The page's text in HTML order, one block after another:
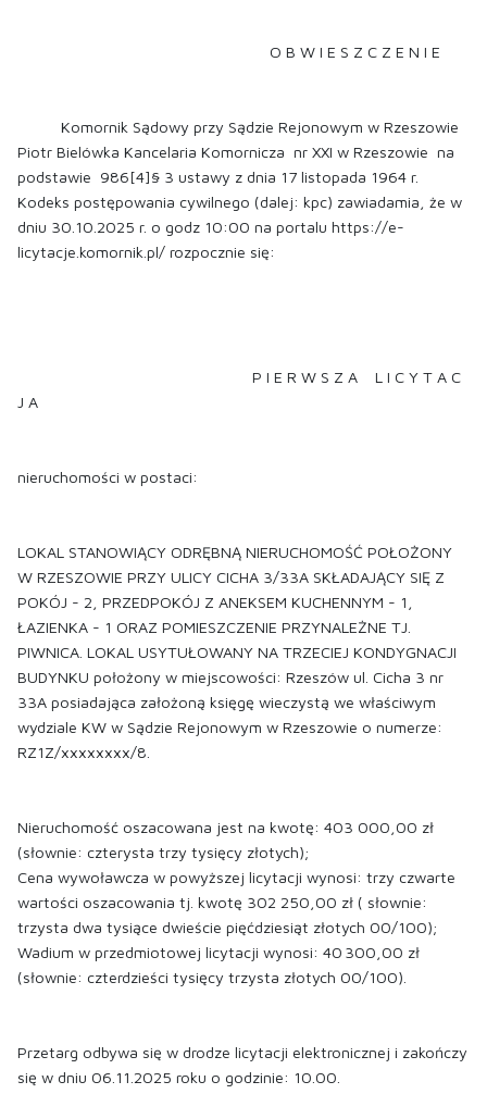
O B W I E S Z C Z E N I E
Komornik Sądowy przy Sądzie Rejonowym w Rzeszowie
Piotr Bielówka Kancelaria Komornicza nr XXI w Rzeszowie na
podstawie 986[4]§ 3 ustawy z dnia 17 listopada 1964 r.
Kodeks postępowania cywilnego (dalej: kpc) zawiadamia, że w
dniu 30.10.2025 r. o godz 10:00 na portalu https://e-
licytacje.komornik.pl/ rozpocznie się:
P I E R W S Z A L I C Y T A C
J A
nieruchomości w postaci:
LOKAL STANOWIĄCY ODRĘBNĄ NIERUCHOMOŚĆ POŁOŻONY
W RZESZOWIE PRZY ULICY CICHA 3/33A SKŁADAJĄCY SIĘ Z
POKÓJ - 2, PRZEDPOKÓJ Z ANEKSEM KUCHENNYM - 1,
ŁAZIENKA - 1 ORAZ POMIESZCZENIE PRZYNALEŻNE TJ.
PIWNICA. LOKAL USYTUŁOWANY NA TRZECIEJ KONDYGNACJI
BUDYNKU położony w miejscowości: Rzeszów ul. Cicha 3 nr
33A posiadająca założoną księgę wieczystą we właściwym
wydziale KW w Sądzie Rejonowym w Rzeszowie o numerze:
RZ1Z/xxxxxxxx/8.
Nieruchomość oszacowana jest na kwotę: 403 000,00 zł
(słownie: czterysta trzy tysięcy złotych);
Cena wywoławcza w powyższej licytacji wynosi: trzy czwarte
wartości oszacowania tj. kwotę 302 250,00 zł ( słownie:
trzysta dwa tysiące dwieście pięćdziesiąt złotych 00/100);
Wadium w przedmiotowej licytacji wynosi: 40 300,00 zł
(słownie: czterdzieści tysięcy trzysta złotych 00/100).
Przetarg odbywa się w drodze licytacji elektronicznej i zakończy
się w dniu 06.11.2025 roku o godzinie: 10.00.